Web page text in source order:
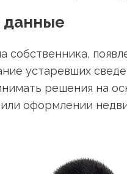
данные
устаревших
решения на
оформлении